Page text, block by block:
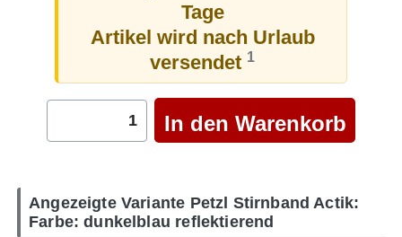
Tage
Artikel wird nach Urlaub
versendet 1
Angezeigte Variante Petzl Stirnband Actik:
Farbe: dunkelblau reflektierend